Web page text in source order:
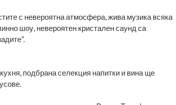
с невероятна атмосфера, жива музика всяка
шоу, невероятен кристален саунд са
подбрана селекция напитки и вина ще